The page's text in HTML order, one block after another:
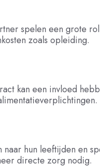
spelen een grote
zoals opleiding.
kan een invloed
hun leeftijden en
directe zorg nodig.